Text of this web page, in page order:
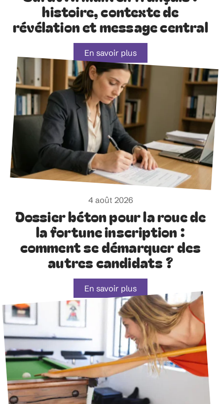
histoire, contexte de
révélation et message central
En savoir plus
4 août 2026
Dossier béton pour la roue de
la fortune inscription :
comment se démarquer des
autres candidats ?
En savoir plus